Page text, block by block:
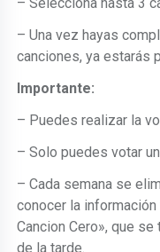
– Una vez hayas
canciones, ya estarás
Importante:
– Puedes realizar la
– Solo puedes votar
– Cada semana se
conocer la
Cancion Cero», que
de la tarde.